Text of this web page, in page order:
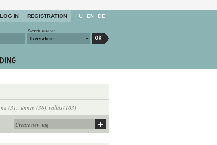
LOG IN REGISTRATION HU EN DE
Search where:
Everywhere
(31), ünnep (36), vallás (103)